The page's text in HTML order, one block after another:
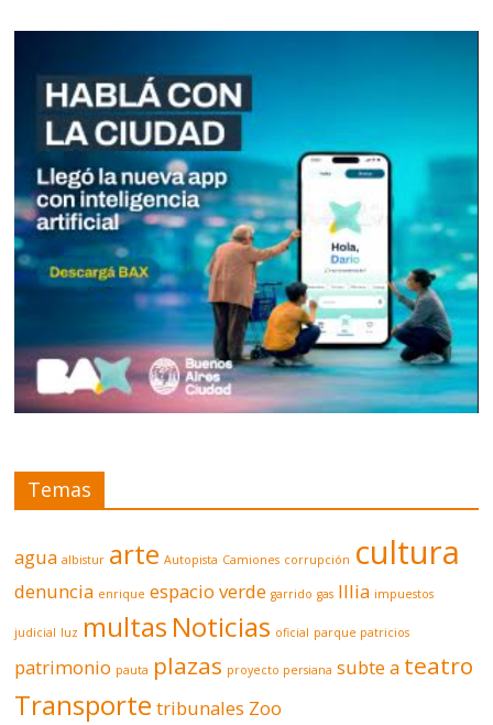
Temas
agua albistur arte Autopista Camiones corrupción cultura
denuncia enrique espacio verde garrido gas Illia impuestos
judicial luz multas Noticias oficial parque patricios
patrimonio pauta plazas proyecto persiana subte a teatro
Transporte tribunales Zoo